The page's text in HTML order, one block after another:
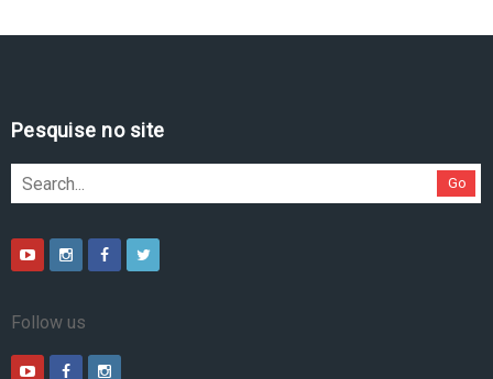
Pesquise no site
Go
Follow us